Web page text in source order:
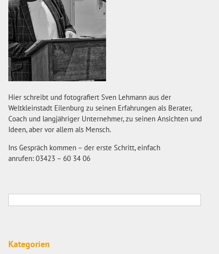
Hier schreibt und fotografiert Sven Lehmann aus der
Weltkleinstadt Eilenburg zu seinen Erfahrungen als Berater,
Coach und langjähriger Unternehmer, zu seinen Ansichten und
Ideen, aber vor allem als Mensch.
Ins Gespräch kommen – der erste Schritt, einfach
anrufen: 03423 – 60 34 06
Kategorien